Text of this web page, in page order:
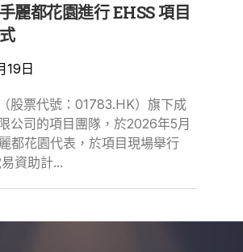
麗都花園進行 EHSS 項目
19日
股票代號：01783.HK）旗下成
公司的項目團隊，於2026年5月
都花園代表，於項目現場舉行
易資助計...